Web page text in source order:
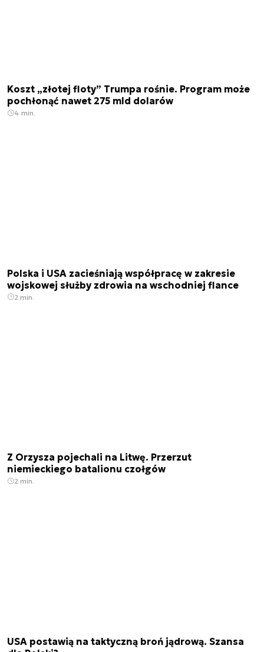
Koszt „złotej floty” Trumpa rośnie. Program może
pochłonąć nawet 275 mld dolarów
4 min.
Polska i USA zacieśniają współpracę w zakresie
wojskowej służby zdrowia na wschodniej flance
2 min.
Z Orzysza pojechali na Litwę. Przerzut
niemieckiego batalionu czołgów
2 min.
USA postawią na taktyczną broń jądrową. Szansa